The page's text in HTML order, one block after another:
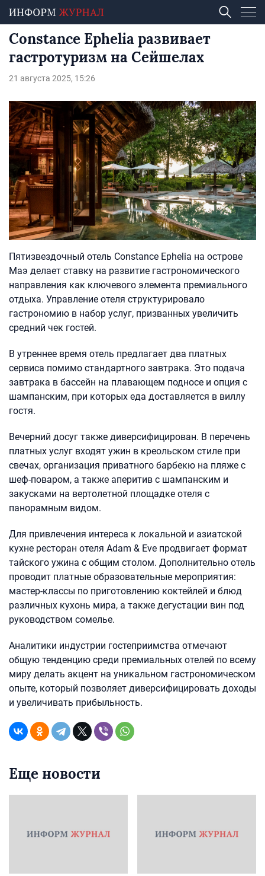
Constance Ephelia развивает
гастротуризм на Сейшелах
21 августа 2025, 15:26
Пятизвездочный отель Constance Ephelia на острове
Маэ делает ставку на развитие гастрономического
направления как ключевого элемента премиального
отдыха. Управление отеля структурировало
гастрономию в набор услуг, призванных увеличить
средний чек гостей.
В утреннее время отель предлагает два платных
сервиса помимо стандартного завтрака. Это подача
завтрака в бассейн на плавающем подносе и опция с
шампанским, при которых еда доставляется в виллу
гостя.
Вечерний досуг также диверсифицирован. В перечень
платных услуг входят ужин в креольском стиле при
свечах, организация приватного барбекю на пляже с
шеф-поваром, а также аперитив с шампанским и
закусками на вертолетной площадке отеля с
панорамным видом.
Для привлечения интереса к локальной и азиатской
кухне ресторан отеля Adam & Eve продвигает формат
тайского ужина с общим столом. Дополнительно отель
проводит платные образовательные мероприятия:
мастер-классы по приготовлению коктейлей и блюд
различных кухонь мира, а также дегустации вин под
руководством сомелье.
Аналитики индустрии гостеприимства отмечают
общую тенденцию среди премиальных отелей по всему
миру делать акцент на уникальном гастрономическом
опыте, который позволяет диверсифицировать доходы
и увеличивать прибыльность.
Еще новости